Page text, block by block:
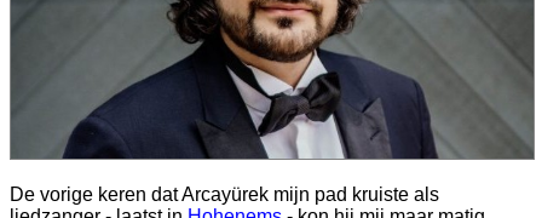
De vorige keren dat Arcayürek mijn pad kruiste als